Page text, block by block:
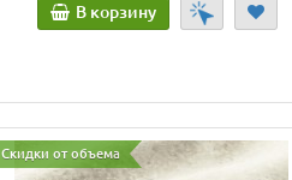
В корзину
Скидки от объема